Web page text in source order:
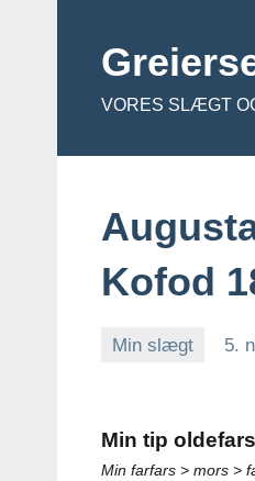
indhold
VORES SLÆGT
Kofod
Min slægt 5.
Min tip
Min farfars > mors >